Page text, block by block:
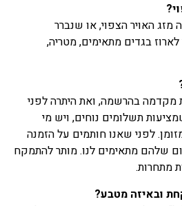
האויר הצפוי, או שנברר
בגדים מתאימים, מטריה,
מקדמה בהרשמה, ואת היתרה לפני
תשלומים נוחים, ויש מי
לפני שאנו חותמים על הזמנה
שלהם מתאימים לנו. מותר להתמקח
מתחרות.
ובאיזה מטבע?